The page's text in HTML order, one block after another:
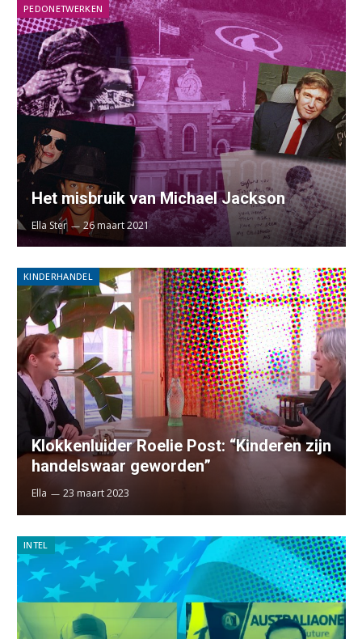
PEDONETWERKEN
Het misbruik van Michael Jackson
Ella Ster 26 maart 2021
KINDERHANDEL
Klokkenluider Roelie Post: “Kinderen zijn
handelswaar geworden”
Ella 23 maart 2023
INTEL